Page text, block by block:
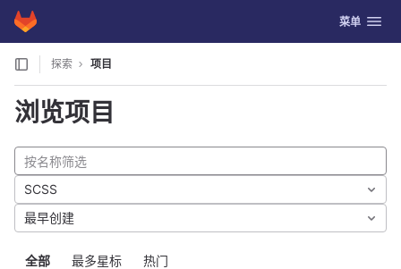
Skip to content
GitLab 切换导航
菜单
探索 项目
浏览项目
全部 最多星标 热门
SCSS
最早创建